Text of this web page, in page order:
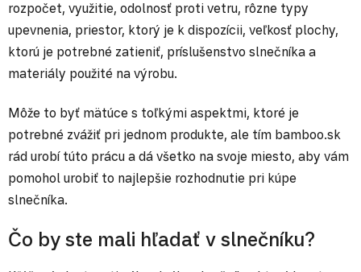
rozpočet, využitie, odolnosť proti vetru, rôzne typy
upevnenia, priestor, ktorý je k dispozícii, veľkosť plochy,
ktorú je potrebné zatieniť, príslušenstvo slnečníka a
materiály použité na výrobu.
Môže to byť mätúce s toľkými aspektmi, ktoré je
potrebné zvážiť pri jednom produkte, ale tím bamboo.sk
rád urobí túto prácu a dá všetko na svoje miesto, aby vám
pomohol urobiť to najlepšie rozhodnutie pri kúpe
slnečníka.
Čo by ste mali hľadať v slnečníku?